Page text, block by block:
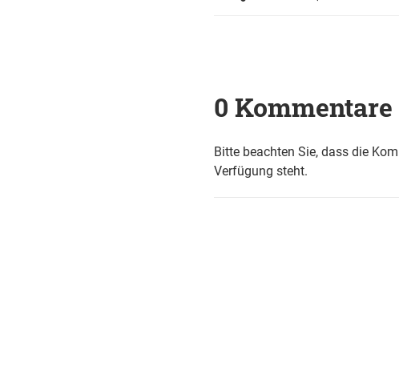
0 Kommentare
Bitte beachten Sie, dass die
Verfügung steht.